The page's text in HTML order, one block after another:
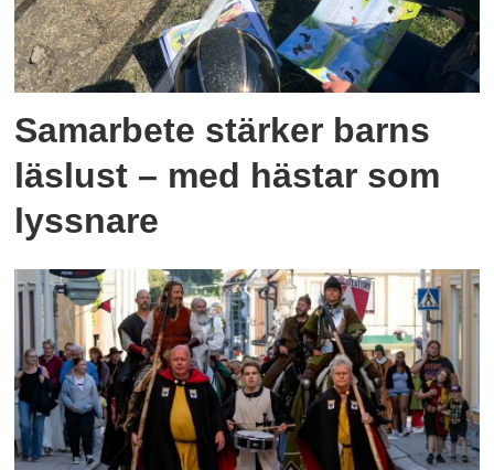
Samarbete stärker barns
läslust – med hästar som
lyssnare